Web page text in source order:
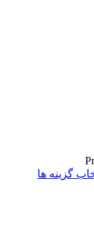
گزینه ها